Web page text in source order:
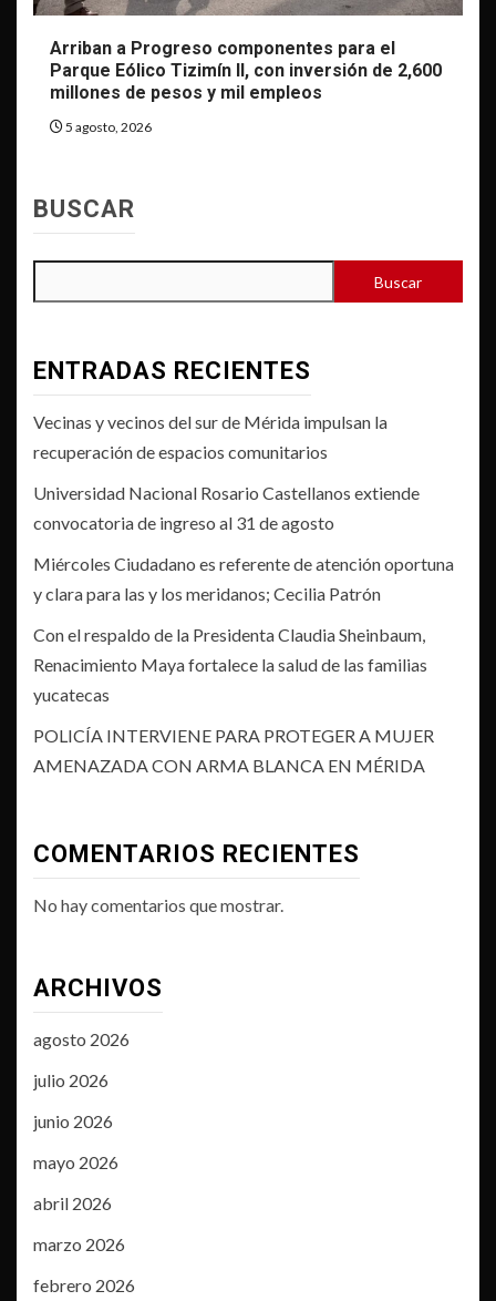
Arriban a Progreso componentes para el
Parque Eólico Tizimín II, con inversión de 2,600
millones de pesos y mil empleos
5 agosto, 2026
BUSCAR
Buscar
ENTRADAS RECIENTES
Vecinas y vecinos del sur de Mérida impulsan la
recuperación de espacios comunitarios
Universidad Nacional Rosario Castellanos extiende
convocatoria de ingreso al 31 de agosto
Miércoles Ciudadano es referente de atención oportuna
y clara para las y los meridanos; Cecilia Patrón
Con el respaldo de la Presidenta Claudia Sheinbaum,
Renacimiento Maya fortalece la salud de las familias
yucatecas
POLICÍA INTERVIENE PARA PROTEGER A MUJER
AMENAZADA CON ARMA BLANCA EN MÉRIDA
COMENTARIOS RECIENTES
No hay comentarios que mostrar.
ARCHIVOS
agosto 2026
julio 2026
junio 2026
mayo 2026
abril 2026
marzo 2026
febrero 2026